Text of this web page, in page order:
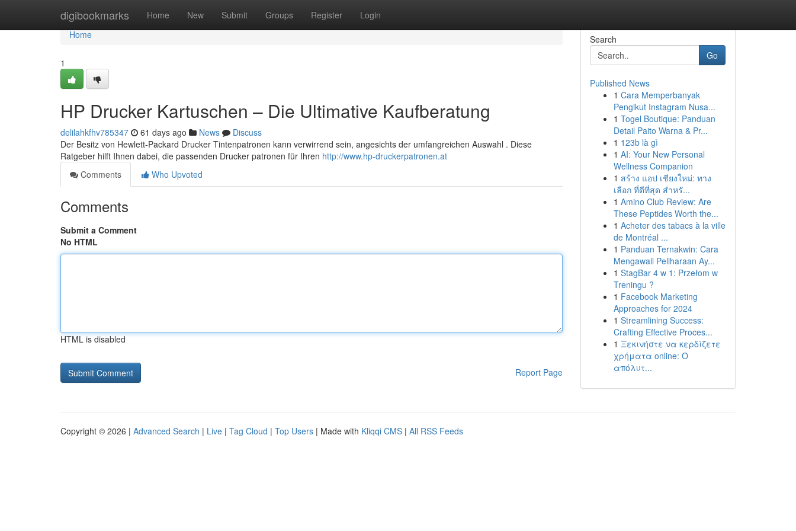
digibookmarks Home New Submit Groups Register Login
Home
Home
1
HP Drucker Kartuschen – Die Ultimative Kaufberatung
delilahkfhv785347 61 days ago News
Discuss
Der Besitz von Hewlett-Packard Drucker Tintenpatronen kann verwirrend sein, angesichts der umfangreichen Auswahl . Diese
Ratgeber hilft Ihnen dabei, die passenden Drucker patronen für Ihren http://www.hp-druckerpatronen.at
Comments
Who Upvoted
Comments
Submit a Comment
No HTML
HTML is disabled
Report Page
Search
Go
Published News
1 Cara Memperbanyak
Pengikut Instagram Nusa...
1 Togel Boutique: Panduan
Detail Paito Warna & Pr...
1 123b là gì
1 AI: Your New Personal
Wellness Companion
1 สร้าง แอป เชียงใหม่: ทาง
เลือก ที่ดีที่สุด สำหรั...
1 Amino Club Review: Are
These Peptides Worth the...
1 Acheter des tabacs à la ville
de Montréal ...
1 Panduan Ternakwin: Cara
Mengawali Peliharaan Ay...
1 StagBar 4 w 1: Przełom w
Treningu ?
1 Facebook Marketing
Approaches for 2024
1 Streamlining Success:
Crafting Effective Proces...
1 Ξεκινήστε να κερδίζετε
χρήματα online: Ο
απόλυτ...
Copyright © 2026 | Advanced Search | Live | Tag Cloud | Top Users | Made with Kliqqi CMS | All RSS Feeds